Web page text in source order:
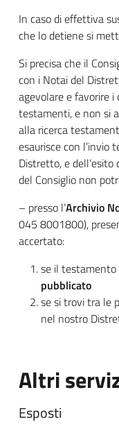
In caso di effettiva
che lo detiene si
Si precisa che il
con i Notai del
agevolare e favorire
testamenti, e non si
alla ricerca
esaurisce con l’invio
Distretto, e
del Consiglio non
– presso l’Archivio
045 8001800),
accertato:
se il
pubblicato
se si trovi tra le
nel nostro
Altri
Esposti